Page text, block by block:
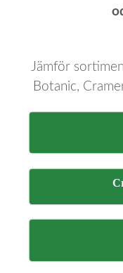
Jämför
Botanic,